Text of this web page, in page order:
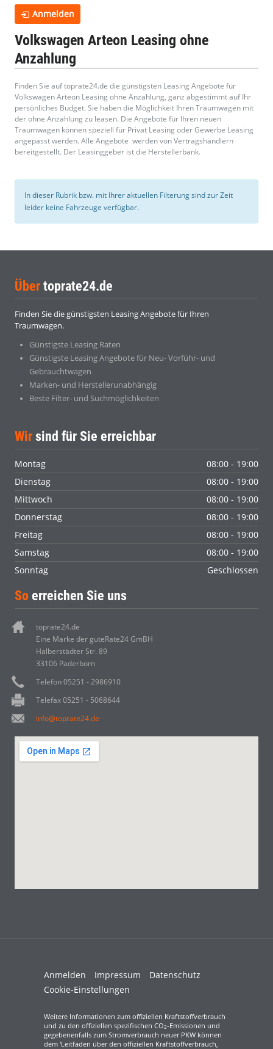
Volkswagen Arteon Leasing ohne
Anzahlung
Finden Sie auf toprate24.de die günstigsten Leasing Angebote für
Volkswagen Arteon Leasing ohne Anzahlung, ganz abgestimmt auf Ihr
persönliches Budget. Sie haben die Möglichkeit Ihren Traumwagen mit
der ohne Anzahlung zu leasen. Die Angebote für Ihren neuen
Traumwagen können speziell für Privat Leasing oder Gewerbe Leasing
angepasst werden. Alle Angebote werden von Vertragshändlern
bereitgestellt. Der Leasinggeber ist die Herstellerbank.
In dieser Rubrik bzw. mit Ihrer aktuellen Filterung sind zur Zeit
leider keine Fahrzeuge verfügbar.
Anmelden
Über toprate24.de
Finden Sie die günstigsten Leasing Angebote für Ihren
Traumwagen.
Günstigste Leasing Raten
Günstigste Leasing Angebote für Neu- Vorführ- und
Gebrauchtwagen
Marken- und Herstellerunabhängig
Beste Filter- und Suchmöglichkeiten
Wir sind für Sie erreichbar
Montag
08:00 - 19:00
Dienstag
08:00 - 19:00
Mittwoch
08:00 - 19:00
Donnerstag
08:00 - 19:00
Freitag
08:00 - 19:00
Samstag
08:00 - 19:00
Sonntag
Geschlossen
So erreichen Sie uns
toprate24.de
Eine Marke der guteRate24 GmBH
Halberstädter Str. 89
33106 Paderborn
Telefon 05251 - 2986910
Telefax 05251 - 5068644
info@toprate24.de
Anmelden Impressum
Datenschutz
Cookie-Einstellungen
Weitere Informationen zum offiziellen Kraftstoffverbrauch
und zu den offiziellen spezifischen CO2-Emissionen und
gegebenenfalls zum Stromverbrauch neuer PKW können
dem 'Leitfaden über den offiziellen Kraftstoffverbrauch,